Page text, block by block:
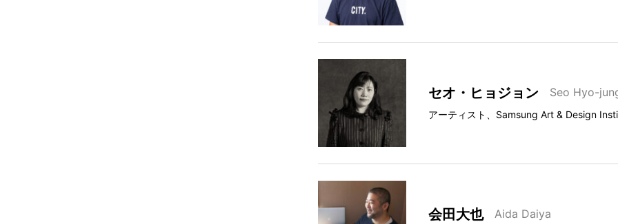
セオ・ヒョジョン Seo Hyo-
アーティスト、Samsung Art & Design
会田大也 Aida Daiya